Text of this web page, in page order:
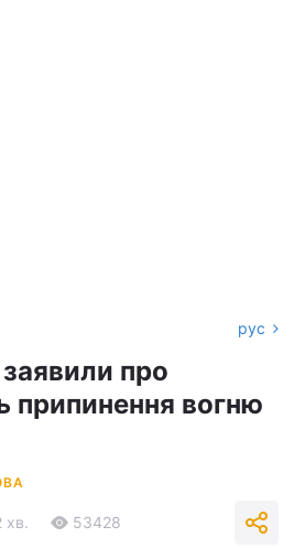
рус
про
припинення вогню
хв. 53428